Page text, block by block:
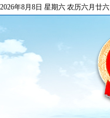
2026年8月8日 星期六 农历六月廿六